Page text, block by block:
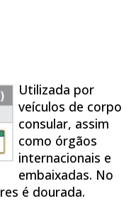
Utilizada por
veículos de corpo
consular, assim
como órgãos
internacionais e
embaixadas. No
é dourada.